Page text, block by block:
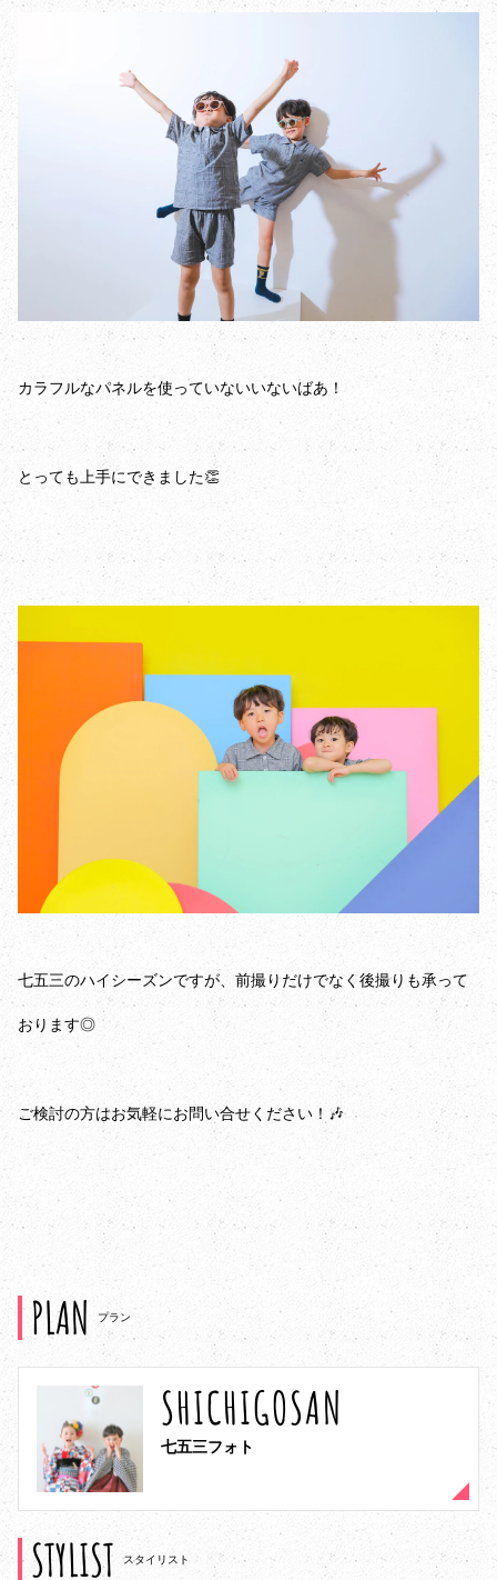
カラフルなパネルを使っていないいないばあ！
とっても上手にできました👏
七五三のハイシーズンですが、前撮りだけでなく後撮りも承って
おります◎
ご検討の方はお気軽にお問い合せください！🎶
PLAN プラン
SHICHIGOSAN
七五三フォト
STYLIST スタイリスト